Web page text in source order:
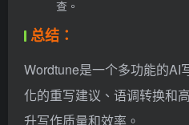
查。
总结：
Wordtune是一个多功能的AI
化的重写建议、语调转换和
升写作质量和效率。